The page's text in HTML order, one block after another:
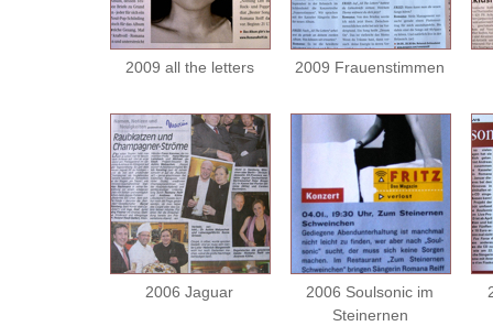
2009 all the letters 2009 Frauenstimmen
2006 Jaguar
2006 Soulsonic im
Steinernen